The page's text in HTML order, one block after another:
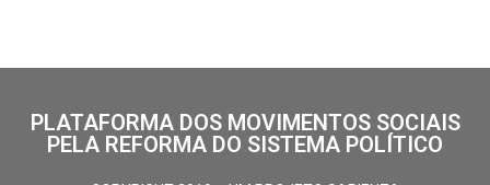
PLATAFORMA DOS MOVIMENTOS SOCIAIS
PELA REFORMA DO SISTEMA POLÍTICO